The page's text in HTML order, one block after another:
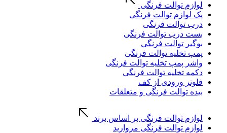
لوازم توالت فرنگی
پک لوازم توالت فرنگی
درب توالت فرنگی
بست درب توالت فرنگی
بوگیر توالت فرنگی
پمپ تخلیه توالت فرنگی
واشر پمپ تخلیه توالت فرنگی
دکمه تخلیه توالت فرنگی
فلوتر ورودی از کف
بیده توالت فرنگی و متعلقات
لوازم توالت فرنگی بر اساس برند
لوازم توالت فرنگی مروارید